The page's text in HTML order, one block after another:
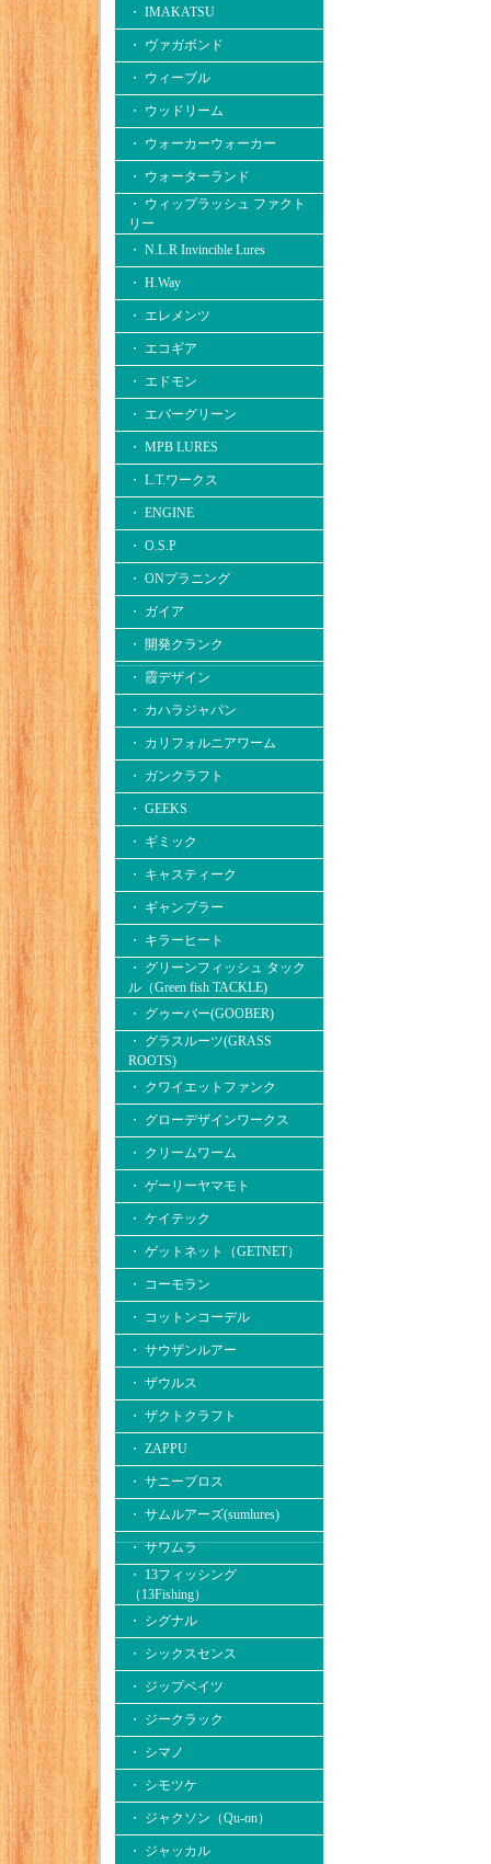
・ IMAKATSU
・ ヴァガボンド
・ ウィーブル
・ ウッドリーム
・ ウォーカーウォーカー
・ ウォーターランド
・ ウィップラッシュ ファクト
リー
・ N.L.R Invincible Lures
・ H.Way
・ エレメンツ
・ エコギア
・ エドモン
・ エバーグリーン
・ MPB LURES
・ L.T.ワークス
・ ENGINE
・ O.S.P
・ ONプラニング
・ ガイア
・ 開発クランク
・ 霞デザイン
・ カハラジャパン
・ カリフォルニアワーム
・ ガンクラフト
・ GEEKS
・ ギミック
・ キャスティーク
・ ギャンブラー
・ キラーヒート
・ グリーンフィッシュ タック
ル（Green fish TACKLE)
・ グゥーバー(GOOBER)
・ グラスルーツ(GRASS
ROOTS)
・ クワイエットファンク
・ グローデザインワークス
・ クリームワーム
・ ゲーリーヤマモト
・ ケイテック
・ ゲットネット（GETNET）
・ コーモラン
・ コットンコーデル
・ サウザンルアー
・ ザウルス
・ ザクトクラフト
・ ZAPPU
・ サニーブロス
・ サムルアーズ(sumlures)
・ サワムラ
・ 13フィッシング
（13Fishing）
・ シグナル
・ シックスセンス
・ ジップベイツ
・ ジークラック
・ シマノ
・ シモツケ
・ ジャクソン（Qu-on）
・ ジャッカル